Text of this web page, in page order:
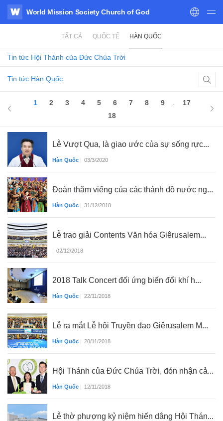
WATV
World Mission Society Church of God
TẤT CẢ QUỐC TẾ HÀN QUỐC
Tin tức Hội Thánh của Đức Chúa Trời
Tin tức Hàn Quốc
1 2 3 4 5 6 7 8 9
17
18
Lễ Vượt Qua, là giao ước của sự sống rực...
Hàn Quốc | 03/3/2020
Đoàn thăm viếng của các thánh đồ nước ng...
Hàn Quốc | 31/12/2018
Lễ trao giải Contents Văn hóa Giêrusalem...
| 02/12/2018
2018 Talk Concert đối ứng biến đổi khí h...
Hàn Quốc | 22/11/2018
Lễ ra mắt Lễ hội Truyền đạo Giêrusalem M...
Hàn Quốc | 20/11/2018
Hội Thánh của Đức Chúa Trời, đón nhận cả...
Hàn Quốc | 12/11/2018
Lễ thờ phượng kỷ niệm hiến dâng Hội Thán...